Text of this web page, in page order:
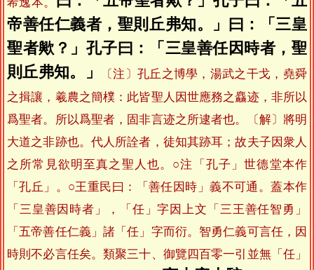
帝善任仁義者，聖則丘弗知。」曰：「三皇
聖者歟？」孔子曰：「三皇善任因時者，聖
則丘弗知。」
〔注〕孔丘之博學，湯武之干戈，堯舜
之揖讓，羲農之簡樸：此皆聖人因世應務之麤迹，非所以
爲聖者。所以爲聖者，固非言迹之所逮者也。〔解〕將明
大道之非跡也。代人所詮者，徒知其跡耳；故夫子因衆人
之所常見欲明至真之聖人也。○注「孔子」世德堂本作
「孔丘」。○王重民曰：「善任因時」義不可通。蓋本作
「三皇善因時者」，「任」字因上文「三王善任智勇」
「五帝善任仁義」諸「任」字而衍。智勇仁義可言任，因
時則不必言任矣。類聚三十、御覽四百零一引並無「任」